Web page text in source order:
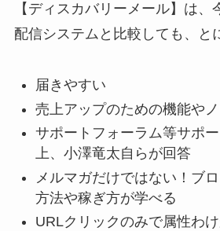
【ディスカバリーメール】は
配信システムと比較しても、と
届きやすい
売上アップのための機能や
サポートフォーラム等サポ
上、小澤竜太自らが回答
メルマガだけではない！ブ
方法や稼ぎ方が学べる
URLクリックのみで属性わ